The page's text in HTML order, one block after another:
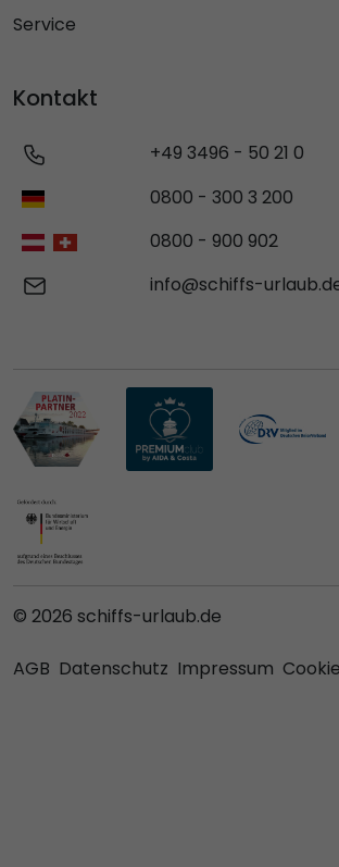
Service
Kontakt
+49 3496 - 50 21 0
0800 - 300 3 200
0800 - 900 902
info@schiffs-
© 2026 schiffs-urlaub.de
AGB Datenschutz Impressum